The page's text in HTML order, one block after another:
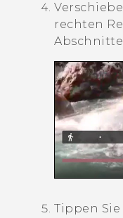
rechten
Tippen